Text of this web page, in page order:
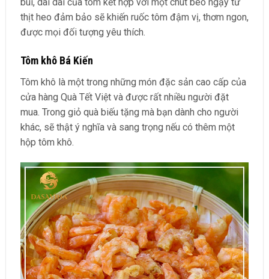
thịt heo đảm bảo sẽ khiến ruốc tôm đậm vị, thơm ngon,
được mọi đối tượng yêu thích.
Tôm khô Bá Kiến
Tôm khô là một trong những món đặc sản cao cấp của
cửa hàng Quà Tết Việt và được rất nhiều người đặt
mua. Trong giỏ quà biếu tặng mà bạn dành cho người
khác, sẽ thật ý nghĩa và sang trọng nếu có thêm một
hộp tôm khô.